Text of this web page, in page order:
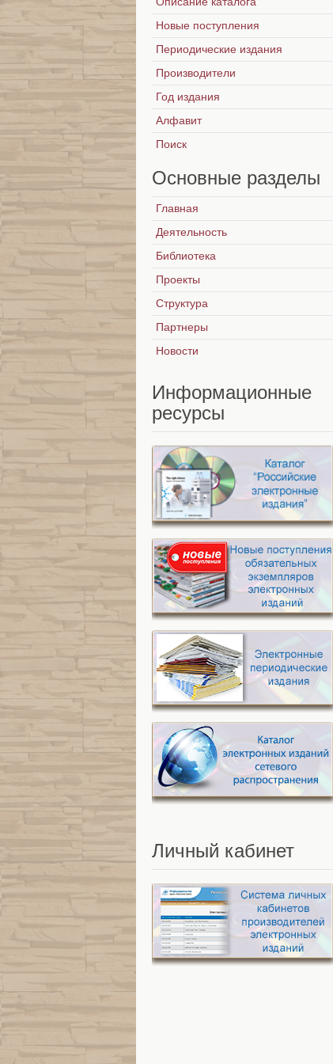
Новые поступления
Периодические издания
Производители
Год издания
Алфавит
Поиск
Основные разделы
Главная
Деятельность
Библиотека
Проекты
Структура
Партнеры
Новости
Информационные
ресурсы
Личный кабинет